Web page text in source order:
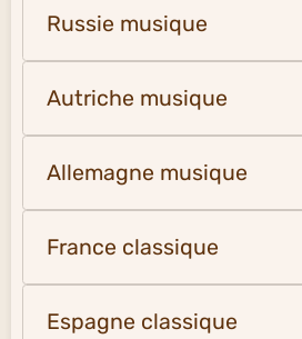
Russie musique
Autriche musique
Allemagne musique
France classique
Espagne classique